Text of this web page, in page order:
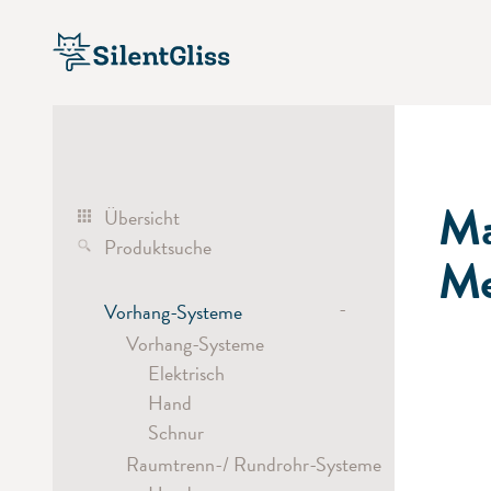
Übersicht
Produktsuche
Vorhang-Systeme
-
Vorhang-Systeme
Elektrisch
Hand
Schnur
Raumtrenn-/ Rundrohr-Systeme